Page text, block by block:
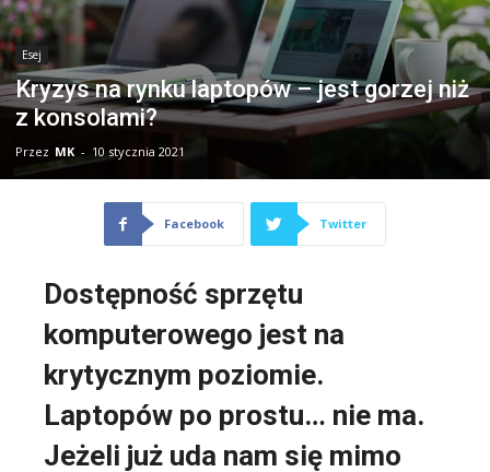
Esej
Kryzys na rynku laptopów – jest gorzej niż
z konsolami?
Przez MK - 10 stycznia 2021
Facebook Twitter
Dostępność sprzętu
komputerowego jest na
krytycznym poziomie.
Laptopów po prostu… nie ma.
Jeżeli już uda nam się mimo